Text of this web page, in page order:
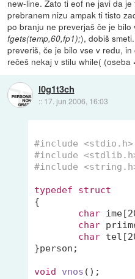
new-line. Zato ti eof ne javi da
prebranem nizu ampak ti tisto
po branju ne preverjaš če je bilo
fgets(temp,60,fp1);), dobiš
preveriš, če je bilo vse v redu,
rečeš nekaj v stilu while(
l0g1t3ch
:: 17. jun 2006, 16:03
#include <stdio.h>
#include
#include
typedef
struct
{
char ime[
char
char tel[
}person;
void vnos ()